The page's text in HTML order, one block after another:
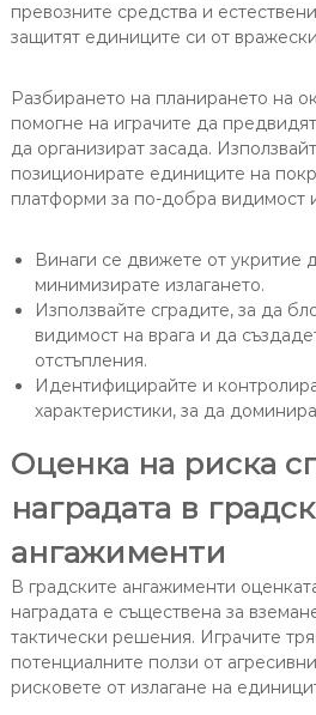
превозните средства и
защитят единиците си от
Разбирането на планирането на
помогне на играчите да
да организират засада.
позиционирате единиците на
платформи за по-добра видимост
Винаги се движете от укритие
минимизирате излагането.
Използвайте сградите, за да
видимост на врага и да
отстъпления.
Идентифицирайте и
характеристики, за да
Оценка на риска
наградата в
ангажименти
В градските ангажименти
наградата е съществена за
тактически решения. Играчите
потенциалните ползи от
рисковете от излагане на